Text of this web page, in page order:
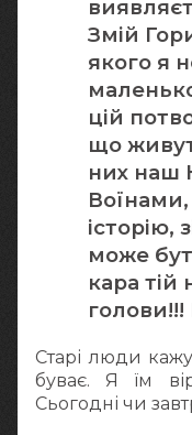
Змій
якого я
цій
що
них наш
історію,
може
кара тій
Старі люди
буває. Я їм
Сьогодні чи